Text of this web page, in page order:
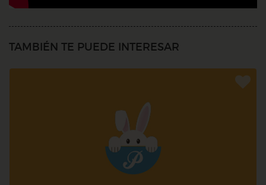
TAMBIÉN TE PUEDE INTERESAR